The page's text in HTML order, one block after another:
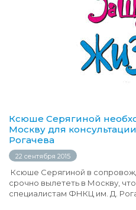
Ксюше Серягиной
Москву для
Рогачева
22 сентября 2015
Ксюше Серягиной в
срочно вылететь в Москву,
специалистам ФНКЦ им. Д.